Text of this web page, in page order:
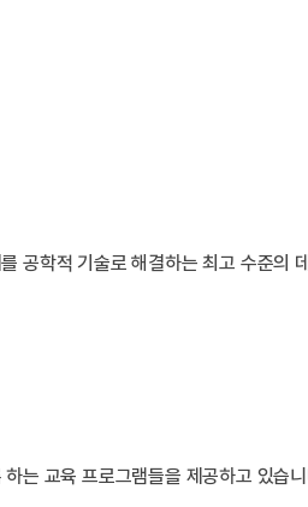
공학적 기술로 해결하는 최고 수준의
는 교육 프로그램들을 제공하고 있습